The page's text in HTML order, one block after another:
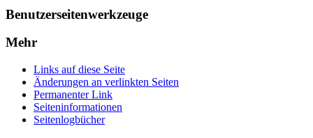
Benutzerseitenwerkzeuge
Mehr
Links auf diese Seite
Änderungen an verlinkten Seiten
Permanenter Link
Seiten­­informationen
Seitenlogbücher